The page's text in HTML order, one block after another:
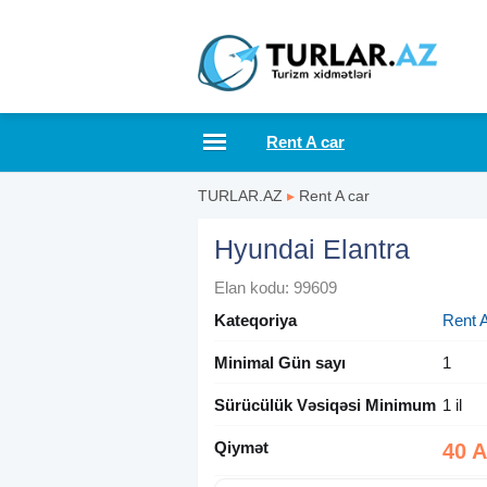
Rent A car
TURLAR.AZ ▸ Rent A car
Hyundai Elantra
Elan kodu: 99609
Kateqoriya
Rent
Minimal Gün sayı 1
Sürücülük Vəsiqəsi Minimum 1 il
Qiymət 40